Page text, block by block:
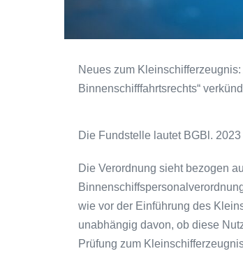
Neues zum
Binnenschifffahrtsrechts“
Die Fundstelle lautet BGBl. 2023
Die Verordnung sieht bezogen
wie vor der Einführung des
unabhängig davon, ob diese
Prüfung zum